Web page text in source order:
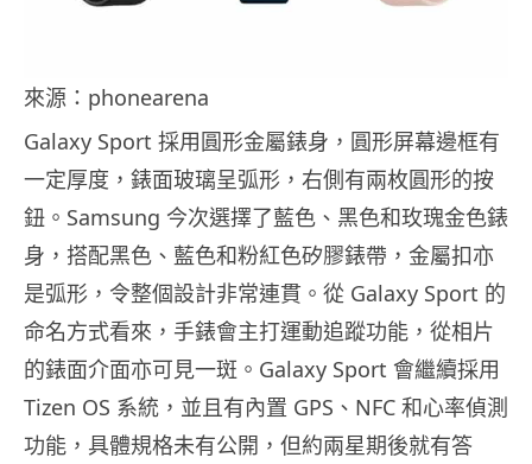
來源：phonearena
Galaxy Sport 採用圓形金屬錶身，圓形屏幕邊框有
一定厚度，錶面玻璃呈弧形，右側有兩枚圓形的按
鈕。Samsung 今次選擇了藍色、黑色和玫瑰金色錶
身，搭配黑色、藍色和粉紅色矽膠錶帶，金屬扣亦
是弧形，令整個設計非常連貫。從 Galaxy Sport 的
命名方式看來，手錶會主打運動追蹤功能，從相片
的錶面介面亦可見一斑。Galaxy Sport 會繼續採用
Tizen OS 系統，並且有內置 GPS、NFC 和心率偵測
功能，具體規格未有公開，但約兩星期後就有答